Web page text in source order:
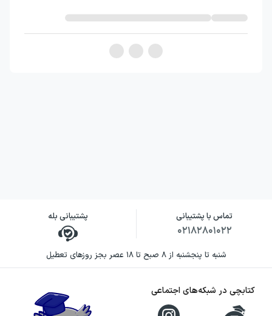
تماس با پشتیبانی
۰۲۱۸۲۸۰۱۰۲۲
پشتیبانی بله
شنبه تا پنجشنبه از ۸ صبح تا ۱۸ عصر بجز روزهای تعطیل
کتابچی در شبکه‌های اجتماعی